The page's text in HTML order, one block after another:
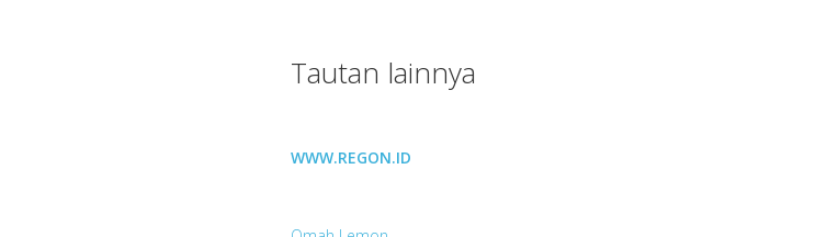
Tautan lainnya
WWW.REGON.ID